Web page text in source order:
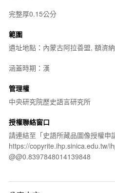
完整厚0.15公分
範圍
遺址地點：內蒙古阿拉善盟, 額濟
涵蓋時期：漢
管理權
中央研究院歷史語言研究所
授權聯絡窗口
請連結至「史語所藏品圖像授權申
https://copyrite.ihp.sinica.edu.tw/
@@0.8397848014139848